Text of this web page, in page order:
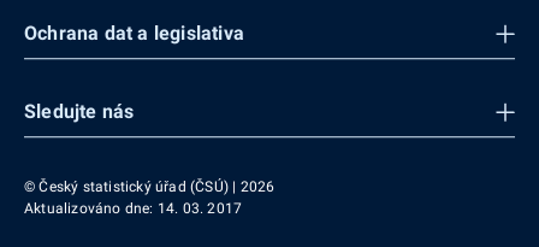
Ochrana dat a legislativa
Sledujte nás
© Český statistický úřad (ČSÚ) | 2026
Aktualizováno dne: 14. 03. 2017